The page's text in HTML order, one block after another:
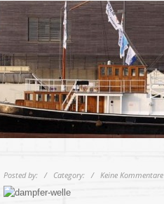
Posted by: / Category: / Keine Kommentare